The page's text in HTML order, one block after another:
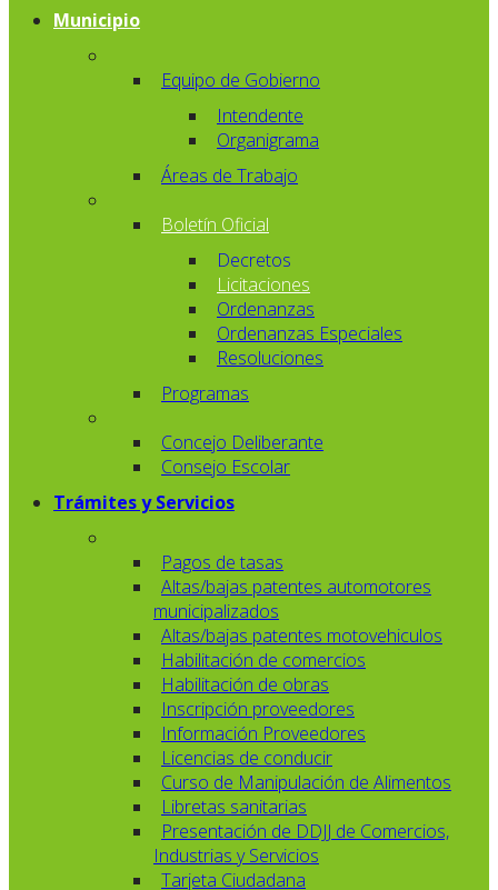
Municipio
Equipo de Gobierno
Intendente
Organigrama
Áreas de Trabajo
Boletín Oficial
Decretos
Licitaciones
Ordenanzas
Ordenanzas Especiales
Resoluciones
Programas
Concejo Deliberante
Consejo Escolar
Trámites y Servicios
Pagos de tasas
Altas/bajas patentes automotores
municipalizados
Altas/bajas patentes motovehiculos
Habilitación de comercios
Habilitación de obras
Inscripción proveedores
Información Proveedores
Licencias de conducir
Curso de Manipulación de Alimentos
Libretas sanitarias
Presentación de DDJJ de Comercios,
Industrias y Servicios
Tarjeta Ciudadana